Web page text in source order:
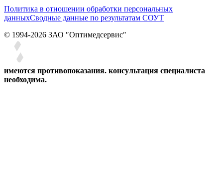
Политика в отношении обработки персональных
данныхСводные данные по результатам СОУТ
© 1994-2026 ЗАО ″Оптимедсервис″
имеются противопоказания. консультация специалиста
необходима.